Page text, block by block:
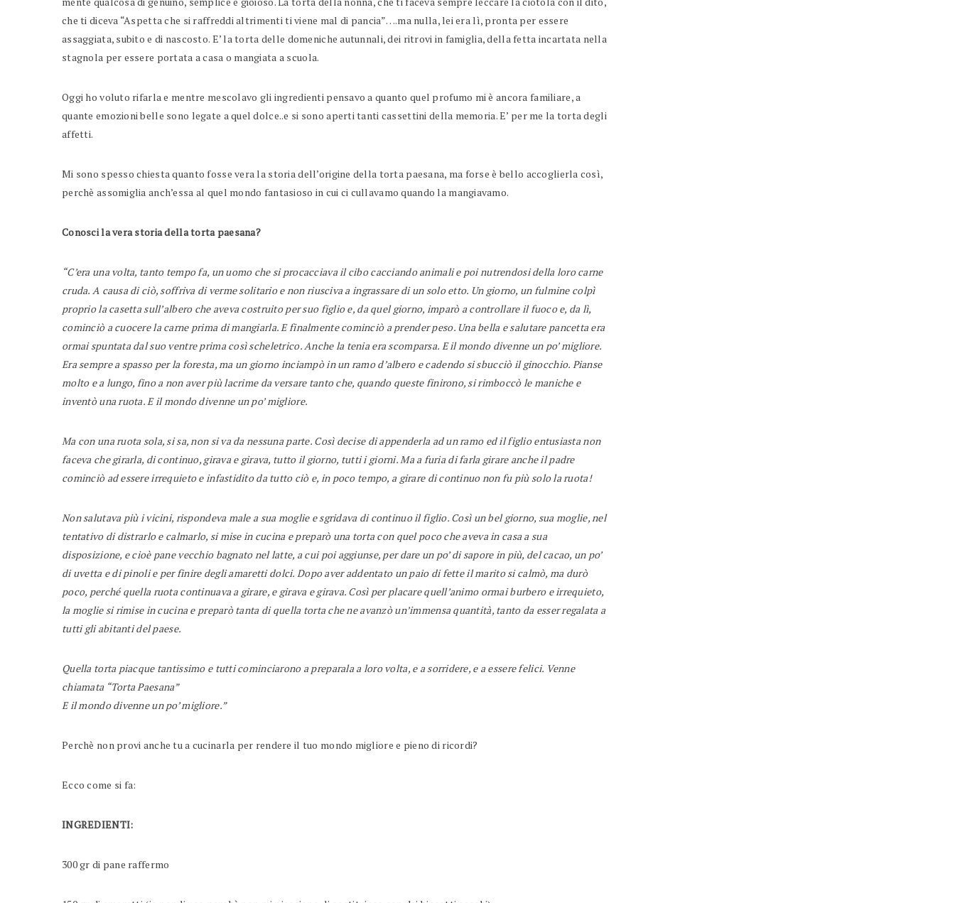
che ti diceva “Aspetta che si raffreddi altrimenti ti viene mal di pancia”….ma nulla, lei era lì, pronta per essere
assaggiata, subito e di nascosto. E’ la torta delle domeniche autunnali, dei ritrovi in famiglia, della fetta incartata nella
stagnola per essere portata a casa o mangiata a scuola.
Oggi ho voluto rifarla e mentre mescolavo gli ingredienti pensavo a quanto quel profumo mi è ancora familiare, a
quante emozioni belle sono legate a quel dolce..e si sono aperti tanti cassettini della memoria. E’ per me la torta degli
affetti.
Mi sono spesso chiesta quanto fosse vera la storia dell’origine della torta paesana, ma forse è bello accoglierla così,
perchè assomiglia anch’essa al quel mondo fantasioso in cui ci cullavamo quando la mangiavamo.
Conosci la vera storia della torta paesana?
“C’era una volta, tanto tempo fa, un uomo che si procacciava il cibo cacciando animali e poi nutrendosi della loro carne
cruda. A causa di ciò, soffriva di verme solitario e non riusciva a ingrassare di un solo etto. Un giorno, un fulmine colpì
proprio la casetta sull’albero che aveva costruito per suo figlio e, da quel giorno, imparò a controllare il fuoco e, da lì,
cominciò a cuocere la carne prima di mangiarla. E finalmente cominciò a prender peso. Una bella e salutare pancetta era
ormai spuntata dal suo ventre prima così scheletrico. Anche la tenia era scomparsa. E il mondo divenne un po’ migliore.
Era sempre a spasso per la foresta, ma un giorno inciampò in un ramo d’albero e cadendo si sbucciò il ginocchio. Pianse
molto e a lungo, fino a non aver più lacrime da versare tanto che, quando queste finirono, si rimboccò le maniche e
inventò una ruota. E il mondo divenne un po’ migliore.
Ma con una ruota sola, si sa, non si va da nessuna parte. Così decise di appenderla ad un ramo ed il figlio entusiasta non
faceva che girarla, di continuo, girava e girava, tutto il giorno, tutti i giorni. Ma a furia di farla girare anche il padre
cominciò ad essere irrequieto e infastidito da tutto ciò e, in poco tempo, a girare di continuo non fu più solo la ruota!
Non salutava piùi vicini, rispondeva male a sua moglie e sgridava di continuo il figlio. Così un bel giorno, sua moglie, nel
tentativo di distrarlo e calmarlo, si mise in cucina e preparò una torta con quel poco che aveva in casa a sua
disposizione, e cioè pane vecchio bagnato nel latte, a cui poi aggiunse, per dare un po’ di sapore in più, del cacao, un po’
di uvetta e di pinoli e per finire degli amaretti dolci. Dopo aver addentato un paio di fette il marito si calmò, ma durò
poco, perché quella ruota continuava a girare, e girava e girava. Così per placare quell’animo ormai burbero e irrequieto,
la moglie si rimise in cucina e preparò tanta di quella torta che ne avanzò un’immensa quantità, tanto da esser regalata a
tutti gli abitanti del paese.
Quella torta piacque tantissimo e tutti cominciarono a preparala a loro volta, e a sorridere, e a essere felici. Venne
chiamata “Torta Paesana”
E il mondo divenne un po’ migliore.”
Perchè non provi anche tu a cucinarla per rendere il tuo mondo migliore e pieno di ricordi?
Ecco come si fa:
INGREDIENTI:
300 gr di pane raffermo